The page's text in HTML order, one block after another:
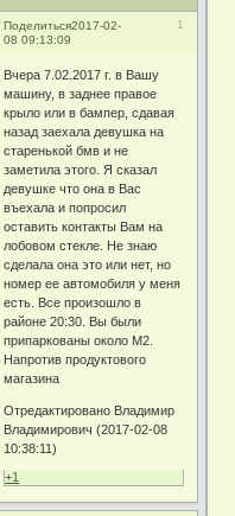
Поделиться 1
2017-02-
08 09:13:09
Вчера 7.02.2017 г. в Вашу
машину, в заднее правое
крыло или в бампер, сдавая
назад заехала девушка на
старенькой бмв и не
заметила этого. Я сказал
девушке что она в Вас
въехала и попросил
оставить контакты Вам на
лобовом стекле. Не знаю
сделала она это или нет, но
номер ее автомобиля у меня
есть. Все произошло в
районе 20:30. Вы были
припаркованы около М2.
Напротив продуктового
магазина
Отредактировано Владимир
Владимирович (2017-02-08
10:38:11)
+1